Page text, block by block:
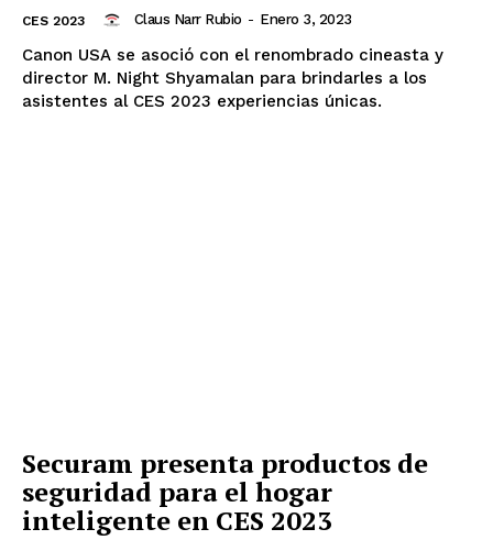
CES 2023 Claus Narr Rubio - Enero 3, 2023
Canon USA se asoció con el renombrado cineasta y
director M. Night Shyamalan para brindarles a los
asistentes al CES 2023 experiencias únicas.
Securam presenta productos de
seguridad para el hogar
inteligente en CES 2023